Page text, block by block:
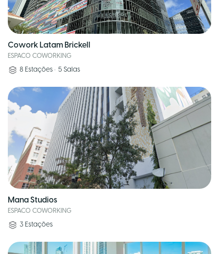
Cowork Latam Brickell
ESPACO COWORKING
8 Estações • 5 Salas
Mana Studios
ESPACO COWORKING
3 Estações